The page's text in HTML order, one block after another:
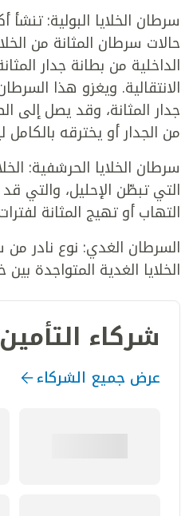
حالات سرطان المثانة من
الداخلية من بطانة جدار
الانتقالية. ويغزو هذا
جدار المثانة، وقد يصل إلى
من الجدار أو يخترقه
سرطان الخلايا الحرشفية:
التي تبطّن الإحليل، والتي
التهاب أو تهيج المثانة
السرطان الغدي: نوع نادر من
الخلايا الغدية المتواجدة بين
شركاء
عرض جميع الشركاء